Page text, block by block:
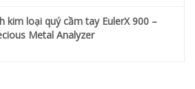
kim loại quý cầm tay EulerX 900 –
Metal Analyzer